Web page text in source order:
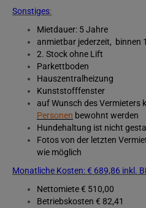
Sonstiges:
Mietdauer: 5 Jahre
anmietbar jederzeit, binnen
2. Stock ohne Lift
Parkettboden
Hauszentralheizung
Kunststofffenster
auf Wunsch des Vermieters
Personen bewohnt werden
Hundehaltung ist nicht
Fotos von der letzten
wie möglich
Monatliche Kosten: € 689,86 inkl.
Nettomiete € 510,00
Betriebskosten € 82,41